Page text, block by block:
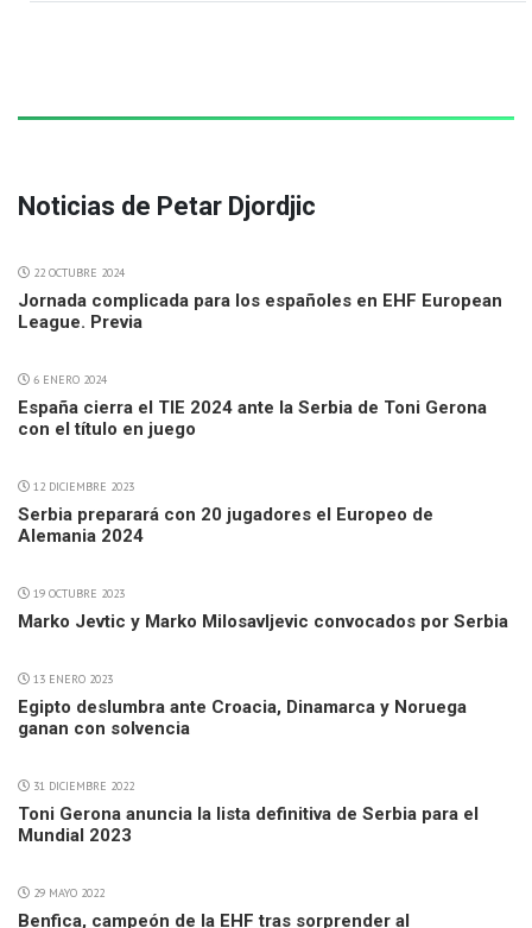
Noticias de Petar Djordjic
22 OCTUBRE 2024
Jornada complicada para los españoles en EHF European
League. Previa
6 ENERO 2024
España cierra el TIE 2024 ante la Serbia de Toni Gerona
con el título en juego
12 DICIEMBRE 2023
Serbia preparará con 20 jugadores el Europeo de
Alemania 2024
19 OCTUBRE 2023
Marko Jevtic y Marko Milosavljevic convocados por Serbia
13 ENERO 2023
Egipto deslumbra ante Croacia, Dinamarca y Noruega
ganan con solvencia
31 DICIEMBRE 2022
Toni Gerona anuncia la lista definitiva de Serbia para el
Mundial 2023
29 MAYO 2022
Benfica, campeón de la EHF tras sorprender al